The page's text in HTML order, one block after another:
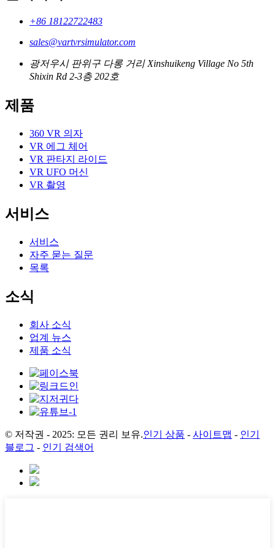
+86 18122722483
sales@vartvrsimulator.com
광저우시 판위구 다롱 거리 Xinshuikeng Village No 5th
Shixin Rd 2-3층 202호
제품
360 VR 의자
VR 에그 체어
VR 판타지 라이드
VR UFO 머신
VR 촬영
서비스
서비스
자주 묻는 질문
목록
소식
회사 소식
업계 뉴스
제품 소식
© 저작권 - 2025: 모든 권리 보유.인기 상품 - 사이트맵 - 인기
블로그 - 인기 검색어